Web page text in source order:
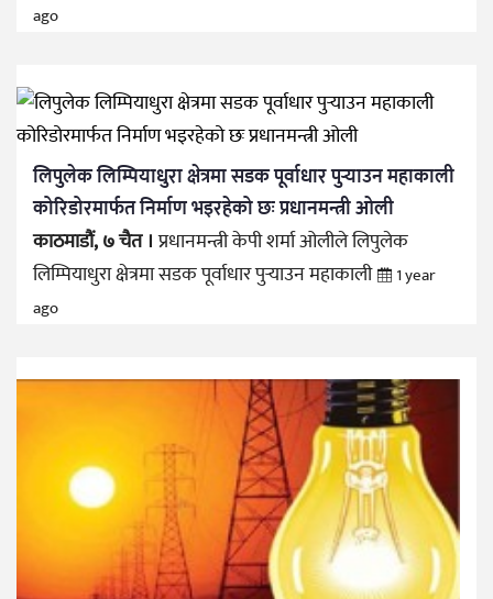
ago
लिपुलेक लिम्पियाधुरा क्षेत्रमा सडक पूर्वाधार पुर्‍याउन महाकाली
कोरिडोरमार्फत निर्माण भइरहेको छः प्रधानमन्त्री ओली
काठमाडौं, ७ चैत ।प्रधानमन्त्री केपी शर्मा ओलीले लिपुलेक
लिम्पियाधुरा क्षेत्रमा सडक पूर्वाधार पुर्‍याउन महाकाली
1 year
ago